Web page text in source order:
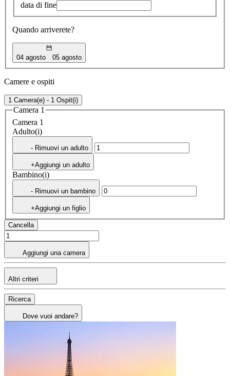
data di fine
Quando arriverete?
04 agosto 05 agosto
Camere e ospiti
1 Camera(e) - 1 Ospit(i)
Camera 1
Camera 1
Adulto(i)
- Rimuovi un adulto
+Aggiungi un adulto
Bambino(i)
- Rimuovi un bambino
+Aggiungi un figlio
Cancella
Aggiungi una camera
Altri criteri
Ricerca
Dove vuoi andare?